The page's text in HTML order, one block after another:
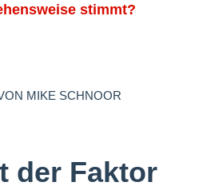
stimmt?
MIKE SCHNOOR
der Faktor